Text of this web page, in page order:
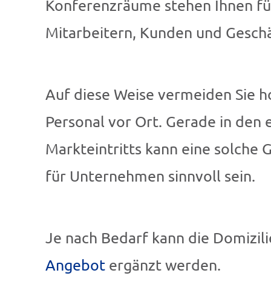
Konferenzräume stehen Ihnen
Mitarbeitern, Kunden und
Auf diese Weise vermeiden Sie
Personal vor Ort. Gerade in den
Markteintritts kann eine solche
für Unternehmen sinnvoll sein.
Je nach Bedarf kann die
Angebot ergänzt werden.